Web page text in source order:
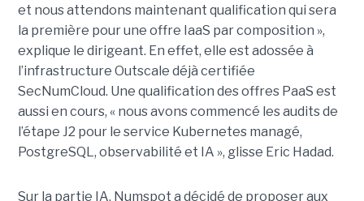
et nous attendons maintenant qualification qui sera
la première pour une offre IaaS par composition »,
explique le dirigeant. En effet, elle est adossée à
l’infrastructure Outscale déjà certifiée
SecNumCloud. Une qualification des offres PaaS est
aussi en cours, « nous avons commencé les audits de
l’étape J2 pour le service Kubernetes managé,
PostgreSQL, observabilité et IA », glisse Eric Hadad.
Sur la partie IA, Numspot a décidé de proposer aux